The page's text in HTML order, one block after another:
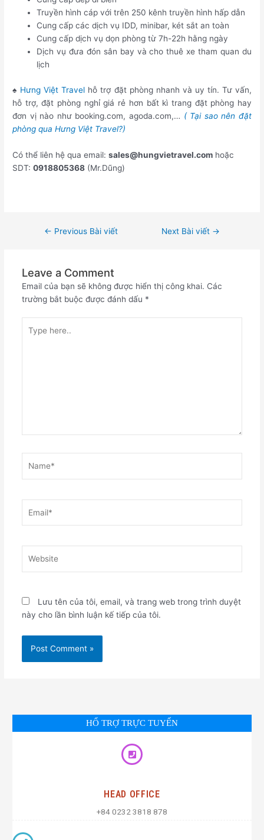
Truyền hình cáp với trên 250 kênh truyền hình hấp dẫn
Cung cấp các dịch vụ IDD, minibar, két sắt an toàn
Cung cấp dịch vụ dọn phòng từ 7h-22h hằng ngày
Dịch vụ đưa đón sân bay và cho thuê xe tham quan du
lịch
♠ Hưng Việt Travel hỗ trợ đặt phòng nhanh và uy tín. Tư vấn,
hỗ trợ, đặt phòng nghỉ giá rẻ hơn bất kì trang đặt phòng hay
đơn vị nào như booking.com, agoda.com,… ( Tại sao nên đặt
phòng qua Hưng Việt Travel?)
Có thể liên hệ qua email:sales@hungvietravel.com hoặc
SDT:0918805368 (Mr.Dũng)
← Previous Bài viết Next Bài viết →
Leave a Comment
Email của bạn sẽ không được hiển thị công khai. Các
trường bắt buộc được đánh dấu *
here..
Lưu tên của tôi, email, và trang web trong trình duyệt
này cho lần bình luận kế tiếp của tôi.
HỔ TRỢ TRỰC TUYẾN
HEAD OFFICE
+84 0232 3818 878